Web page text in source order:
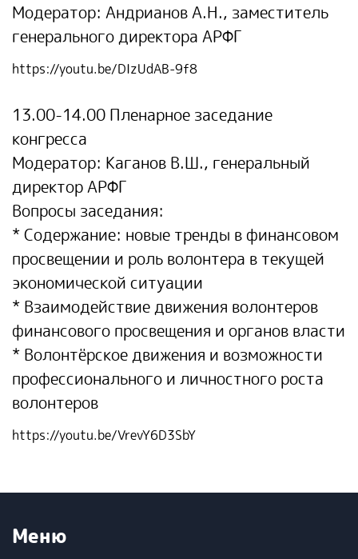
Модератор: Андрианов А.Н., заместитель
генерального директора АРФГ
https://youtu.be/DIzUdAB-9f8
13.00-14.00 Пленарное заседание
конгресса
Модератор: Каганов В.Ш., генеральный
директор АРФГ
Вопросы заседания:
* Содержание: новые тренды в финансовом
просвещении и роль волонтера в текущей
экономической ситуации
* Взаимодействие движения волонтеров
финансового просвещения и органов власти
* Волонтёрское движения и возможности
профессионального и личностного роста
волонтеров
https://youtu.be/VrevY6D3SbY
Меню